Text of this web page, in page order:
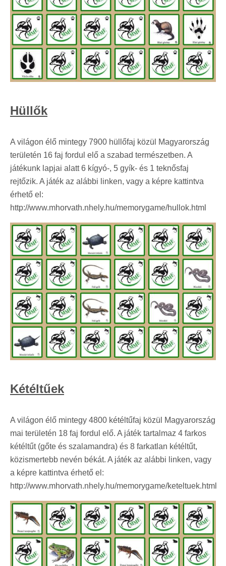
Hüllők
A világon élő mintegy 7900 hüllőfaj közül Magyarország
területén 16 faj fordul elő a szabad természetben. A
játékunk lapjai alatt 6 kígyó-, 5 gyík- és 1 teknősfaj
rejtőzik. A játék az alábbi linken, vagy a képre kattintva
érhető el:
http://www.mhorvath.nhely.hu/memorygame/hullok.html
Kétéltűek
A világon élő mintegy 4800 kétéltűfaj közül Magyarország
mai területén 18 faj fordul elő. A játék tartalmaz 4 farkos
kétéltűt (gőte és szalamandra) és 8 farkatlan kétéltűt,
közismertebb nevén békát. A játék az alábbi linken, vagy
a képre kattintva érhető el:
http://www.mhorvath.nhely.hu/memorygame/keteltuek.html